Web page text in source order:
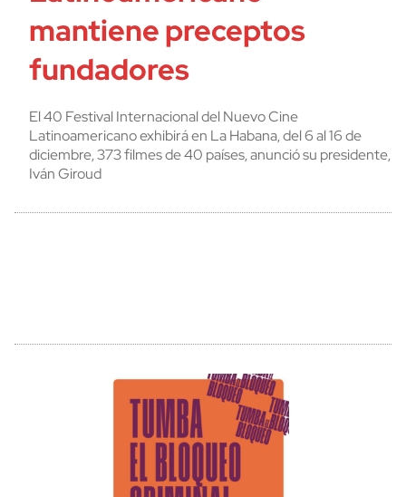
mantiene preceptos
fundadores
El 40 Festival Internacional del Nuevo Cine
Latinoamericano exhibirá en La Habana, del 6 al 16 de
diciembre, 373 filmes de 40 países, anunció su presidente,
Iván Giroud